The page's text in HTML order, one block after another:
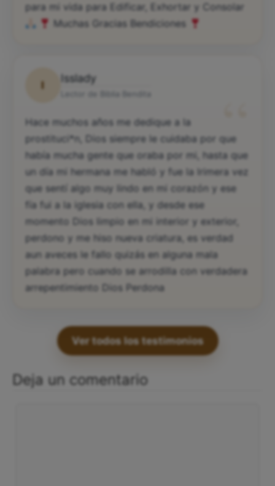
para mi vida para Edificar, Exhortar y Consolar
Muchas Gracias Bendiciones
I
Isslady
“
Hace muchos años me dedique a la
prostituci*n, Dios siempre le cuidaba por que
había mucha gente que oraba por mi, hasta que
un día mi hermana me habló y fue la lrimera vez
que sentí algo muy lindo en mi corazón y ese
fía fui a la iglesia con ella, y desde ese
momento Dios limpio en mi interior y exterior,
perdono y me hiso nueva criatura, es verdad
aun aveces le fallo quizás en alguna mala
palabra pero cuando se arrodilla con verdadera
arrepentimiento Dios Perdona
Ver todos los testimonios
Deja un comentario